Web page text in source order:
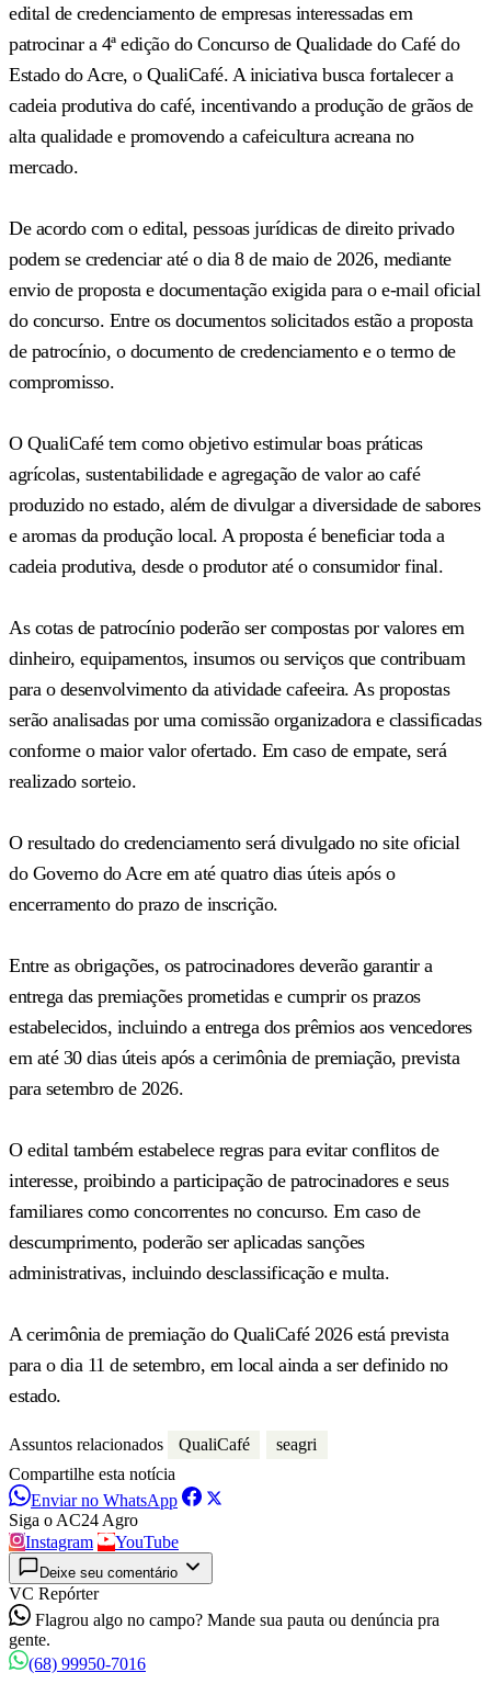
edital de credenciamento de empresas interessadas em
patrocinar a 4ª edição do Concurso de Qualidade do Café do
Estado do Acre, o QualiCafé. A iniciativa busca fortalecer a
cadeia produtiva do café, incentivando a produção de grãos de
alta qualidade e promovendo a cafeicultura acreana no
mercado.
De acordo com o edital, pessoas jurídicas de direito privado
podem se credenciar até o dia 8 de maio de 2026, mediante
envio de proposta e documentação exigida para o e-mail oficial
do concurso. Entre os documentos solicitados estão a proposta
de patrocínio, o documento de credenciamento e o termo de
compromisso.
O QualiCafé tem como objetivo estimular boas práticas
agrícolas, sustentabilidade e agregação de valor ao café
produzido no estado, além de divulgar a diversidade de sabores
e aromas da produção local. A proposta é beneficiar toda a
cadeia produtiva, desde o produtor até o consumidor final.
As cotas de patrocínio poderão ser compostas por valores em
dinheiro, equipamentos, insumos ou serviços que contribuam
para o desenvolvimento da atividade cafeeira. As propostas
serão analisadas por uma comissão organizadora e classificadas
conforme o maior valor ofertado. Em caso de empate, será
realizado sorteio.
O resultado do credenciamento será divulgado no site oficial
do Governo do Acre em até quatro dias úteis após o
encerramento do prazo de inscrição.
Entre as obrigações, os patrocinadores deverão garantir a
entrega das premiações prometidas e cumprir os prazos
estabelecidos, incluindo a entrega dos prêmios aos vencedores
em até 30 dias úteis após a cerimônia de premiação, prevista
para setembro de 2026.
O edital também estabelece regras para evitar conflitos de
interesse, proibindo a participação de patrocinadores e seus
familiares como concorrentes no concurso. Em caso de
descumprimento, poderão ser aplicadas sanções
administrativas, incluindo desclassificação e multa.
A cerimônia de premiação do QualiCafé 2026 está prevista
para o dia 11 de setembro, em local ainda a ser definido no
estado.
Assuntos relacionados QualiCafé
seagri
Compartilhe esta notícia
Enviar no WhatsApp
Siga o AC24 Agro
Instagram
YouTube
Deixe seu comentário
VC Repórter
Flagrou algo no campo? Mande sua pauta ou denúncia pra
gente.
(68) 99950-7016